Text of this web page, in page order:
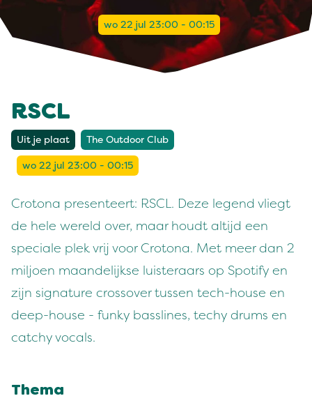
wo 22 jul 23:00 - 00:15
RSCL
Uit je plaat The Outdoor Club
wo 22 jul 23:00 - 00:15
Crotona presenteert: RSCL. Deze legend vliegt
de hele wereld over, maar houdt altijd een
speciale plek vrij voor Crotona. Met meer dan 2
miljoen maandelijkse luisteraars op Spotify en
zijn signature crossover tussen tech-house en
deep-house - funky basslines, techy drums en
catchy vocals.
Thema